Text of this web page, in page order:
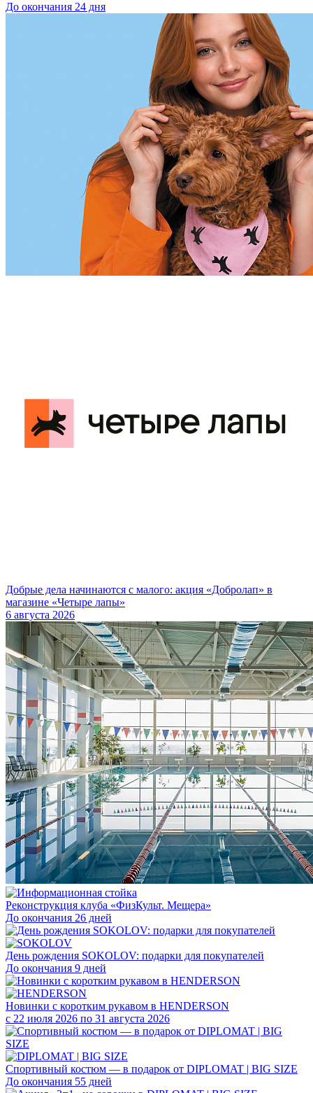
До окончания 24 дня
Добрые дела начинаются с малого: акция «Добролап» в
магазине «Четыре лапы»
6 августа 2026
Реконструкция клуба «ФизКульт. Мещера»
До окончания 26 дней
День рождения SOKOLOV: подарки для покупателей
До окончания 9 дней
Новинки с коротким рукавом в HENDERSON
с 22 июля 2026 по 31 августа 2026
Спортивный костюм — в подарок от DIPLOMAT | BIG SIZE
До окончания 55 дней